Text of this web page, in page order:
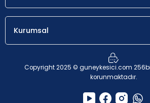
Kurumsal
Copyright 2025 © guneykesici.com 256bit
korunmaktadır.